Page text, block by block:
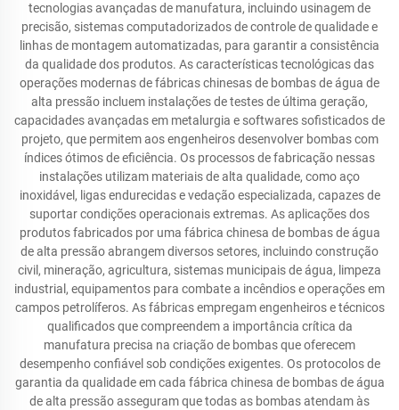
tecnologias avançadas de manufatura, incluindo usinagem de
precisão, sistemas computadorizados de controle de qualidade e
linhas de montagem automatizadas, para garantir a consistência
da qualidade dos produtos. As características tecnológicas das
operações modernas de fábricas chinesas de bombas de água de
alta pressão incluem instalações de testes de última geração,
capacidades avançadas em metalurgia e softwares sofisticados de
projeto, que permitem aos engenheiros desenvolver bombas com
índices ótimos de eficiência. Os processos de fabricação nessas
instalações utilizam materiais de alta qualidade, como aço
inoxidável, ligas endurecidas e vedação especializada, capazes de
suportar condições operacionais extremas. As aplicações dos
produtos fabricados por uma fábrica chinesa de bombas de água
de alta pressão abrangem diversos setores, incluindo construção
civil, mineração, agricultura, sistemas municipais de água, limpeza
industrial, equipamentos para combate a incêndios e operações em
campos petrolíferos. As fábricas empregam engenheiros e técnicos
qualificados que compreendem a importância crítica da
manufatura precisa na criação de bombas que oferecem
desempenho confiável sob condições exigentes. Os protocolos de
garantia da qualidade em cada fábrica chinesa de bombas de água
de alta pressão asseguram que todas as bombas atendam às